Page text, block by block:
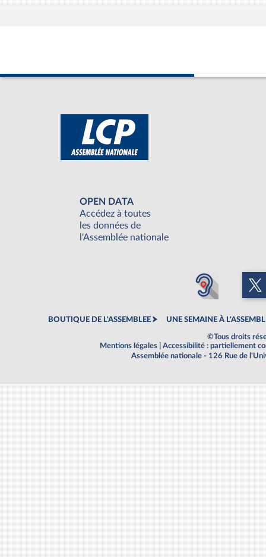
OPEN DATA
Accédez à toutes
les données de
l'Assemblée nationale
BOUTIQUE DE L'ASSEMBLEE UNE SEMAINE À
©Tous droits
Mentions légales
Accessibilité : partiellement
Assemblée nationale - 126 Rue de